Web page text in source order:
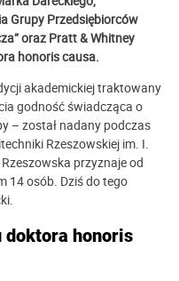
Grupy Przedsiębiorców
oraz Pratt & Whitney
honoris causa.
akademickiej traktowany
godność świadcząca o
– został nadany podczas
Rzeszowskiej im. I.
przyznaje od
14 osób. Dziś do tego
doktora honoris